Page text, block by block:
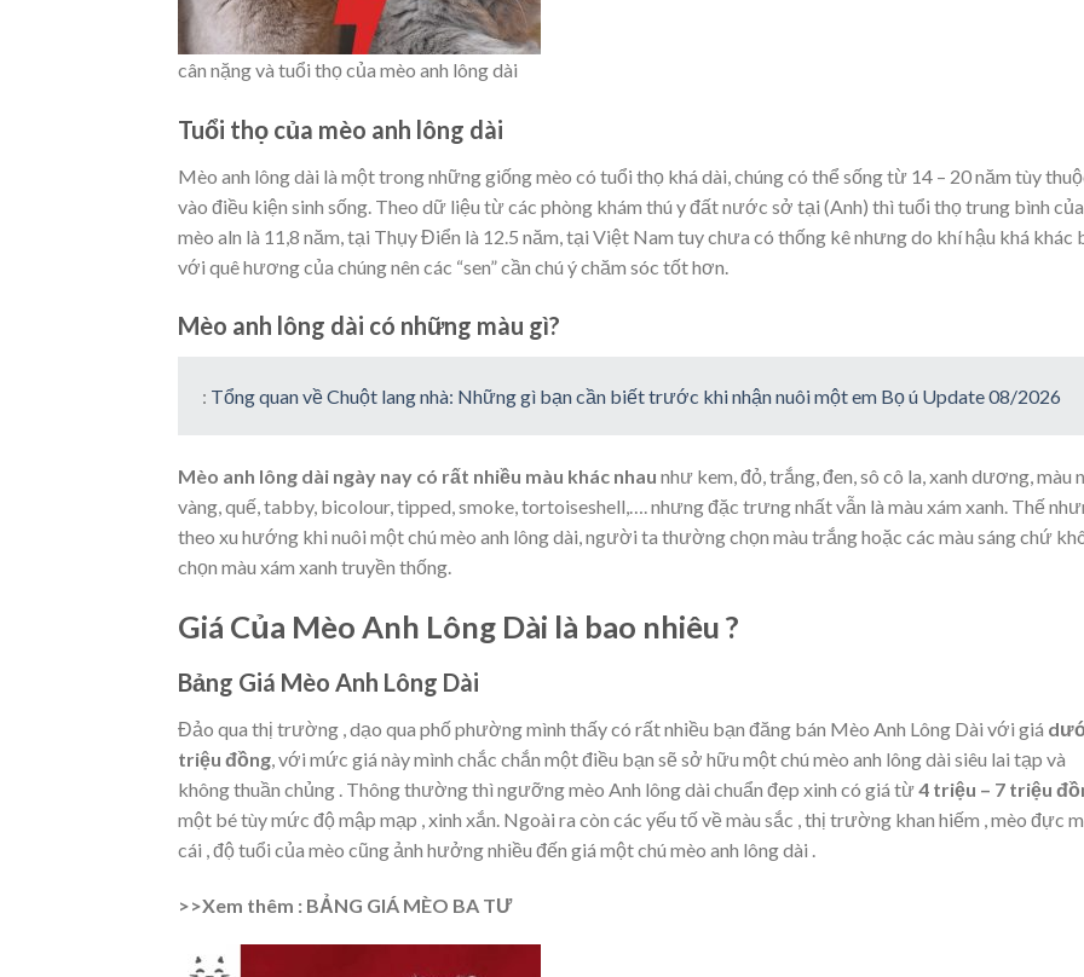
cân nặng và tuổi thọ của mèo anh lông dài
Tuổi thọ của mèo anh lông dài
Mèo anh lông dài là một trong những giống mèo có tuổi thọ khá dài, chúng có thể sống từ 14 – 20 năm tùy
vào điều kiện sinh sống. Theo dữ liệu từ các phòng khám thú y đất nước sở tại (Anh) thì tuổi thọ trung bình của
mèo aln là 11,8 năm, tại Thụy Điển là 12.5 năm, tại Việt Nam tuy chưa có thống kê nhưng do khí hậu khá khác
với quê hương của chúng nên các “sen” cần chú ý chăm sóc tốt hơn.
Mèo anh lông dài có những màu gì?
: Tổng quan về Chuột lang nhà: Những gì bạn cần biết trước khi nhận nuôi một em Bọ ú Update 08/2026
Mèo anh lông dài ngày nay có rất nhiều màu khác nhau như kem, đỏ, trắng, đen, sô cô la, xanh dương, màu
vàng, quế, tabby, bicolour, tipped, smoke, tortoiseshell,…. nhưng đặc trưng nhất vẫn là màu xám xanh. Thế
theo xu hướng khi nuôi một chú mèo anh lông dài, người ta thường chọn màu trắng hoặc các màu sáng chứ
chọn màu xám xanh truyền thống.
Giá Của Mèo Anh Lông Dài là bao nhiêu ?
Bảng Giá Mèo Anh Lông Dài
Đảo qua thị trường , dạo qua phố phường mình thấy có rất nhiều bạn đăng bán Mèo Anh Lông Dài với giá
triệu đồng , với mức giá này mình chắc chắn một điều bạn sẽ sở hữu một chú mèo anh lông dài siêu lai tạp và
không thuần chủng . Thông thường thì ngưỡng mèo Anh lông dài chuẩn đẹp xinh có giá từ4 triệu – 7 triệu
một bé tùy mức độ mập mạp , xinh xắn. Ngoài ra còn các yếu tố về màu sắc , thị trường khan hiếm , mèo đực
cái , độ tuổi của mèo cũng ảnh hưởng nhiều đến giá một chú mèo anh lông dài .
>>Xem thêm : BẢNG GIÁ MÈO BA TƯ